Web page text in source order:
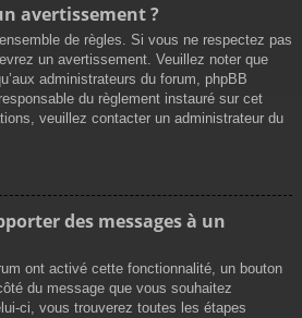
avertissement ?
de règles. Si vous ne respectez pas
un avertissement. Veuillez noter que
administrateurs du forum, phpBB
du règlement instauré sur cet
veuillez contacter un administrateur du
des messages à un
ont activé cette fonctionnalité, un bouton
du message que vous souhaitez
ci, vous trouverez toutes les étapes